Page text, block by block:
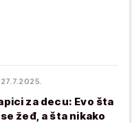
27.7.2025.
za decu: Evo šta
žeđ, a šta nikako